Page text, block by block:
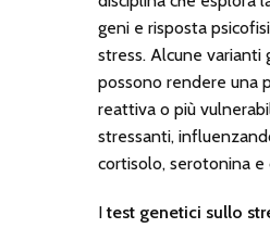
geni e risposta
stress. Alcune varianti
possono rendere una
reattiva o più
stressanti,
cortisolo, serotonina e
Itest genetici sullo